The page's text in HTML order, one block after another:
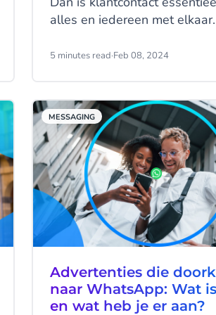
alles en iedereen met elkaar
computers in onze handen,
voor je succes. Lees hier
hoe je SMS kunt gebruiken
klantcontact te verbeteren,
te stimuleren en een band
bouwen met loyale klanten.
5 minutes read·Feb 08, 2024
MESSAGING
Advertenties die
naar WhatsApp: Wat
en wat heb je er aan?